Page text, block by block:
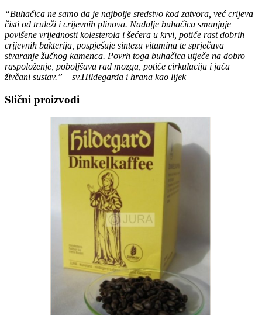
“Buhačica ne samo da je najbolje sredstvo kod zatvora, već crijeva
čisti od truleži i crijevnih plinova. Nadalje buhačica smanjuje
povišene vrijednosti kolesterola i šećera u krvi, potiče rast dobrih
crijevnih bakterija, pospješuje sintezu vitamina te sprječava
stvaranje žučnog kamenca. Povrh toga buhačica utječe na dobro
raspoloženje, poboljšava rad mozga, potiče cirkulaciju i jača
živčani sustav.” – sv.Hildegarda i hrana kao lijek
Slični proizvodi